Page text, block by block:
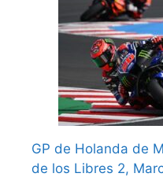
GP de Holanda de
de los Libres 2,